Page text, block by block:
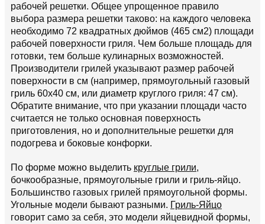
рабочей решетки. Общее упрощенное правило
выбора размера решетки таково: на каждого человека
необходимо 72 квадратных дюймов (465 см2) площади
рабочей поверхности гриля. Чем больше площадь для
готовки, тем больше кулинарных возможностей.
Производители грилей указывают размер рабочей
поверхности в см (например, прямоугольный газовый
гриль 60х40 см, или диаметр круглого гриля: 47 см).
Обратите внимание, что при указании площади часто
считается не только основная поверхность
приготовления, но и дополнительные решетки для
подогрева и боковые конфорки.
По форме можно выделить круглые грили,
бочкообразные, прямоугольные грили и гриль-яйцо.
Большинство газовых грилей прямоугольной формы.
Угольные модели бывают разными. Гриль-Яйцо
говорит само за себя, это модели яйцевидной формы,